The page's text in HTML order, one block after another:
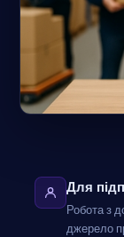
Для
Робота з
джерело